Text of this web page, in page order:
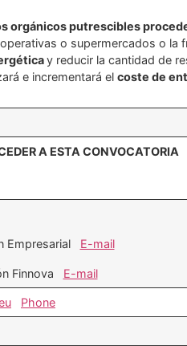
orgánicos putrescibles
o supermercados o la
y reducir la cantidad de
e incrementará el coste de
A ESTA CONVOCATORIA
Empresarial E-mail
Finnova E-mail
Phone